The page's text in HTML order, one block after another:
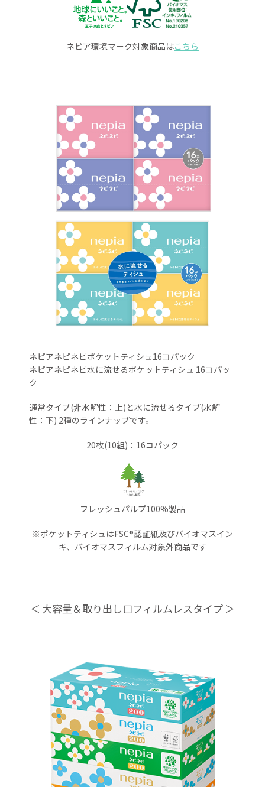
ネピア環境マーク対象商品はこちら
ネピアネピネピポケットティシュ16コパック
ネピアネピネピ水に流せるポケットティシュ 16コパッ
ク
通常タイプ(非水解性：上)と水に流せるタイプ(水解
性：下) 2種のラインナップです。
20枚(10組)：16コパック
フレッシュパルプ100%製品
※ポケットティシュはFSC®認証紙及びバイオマスイン
キ、バイオマスフィルム対象外商品です
大容量＆取り出し口フィルムレスタイプ